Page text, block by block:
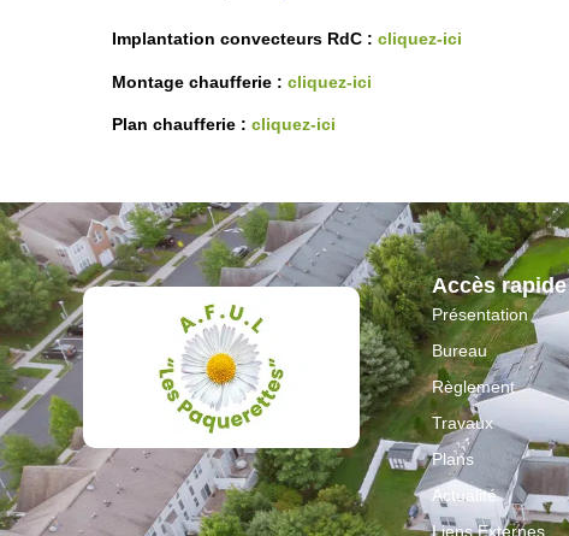
Implantation convecteurs RdC : cliquez-ici
Montage chaufferie : cliquez-ici
Plan chaufferie : cliquez-ici
Accès rapide
Présentation
Bureau
Règlement
Travaux
Plans
Actualité
Liens Externes